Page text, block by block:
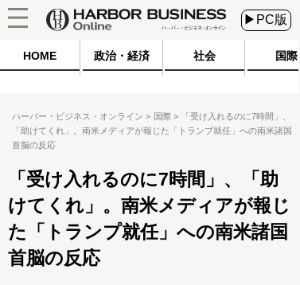
▶PC版
HOME 政治・経済 社会 国際
ハーバー・ビジネス・オンライン 国際
「受け入れるのに7時間」、
「助けてくれ」。南米メディアが報じた「トランプ就任」への南米諸国
首脳の反応
「受け入れるのに7時間」、「助
けてくれ」。南米メディアが報じ
た「トランプ就任」への南米諸国
首脳の反応